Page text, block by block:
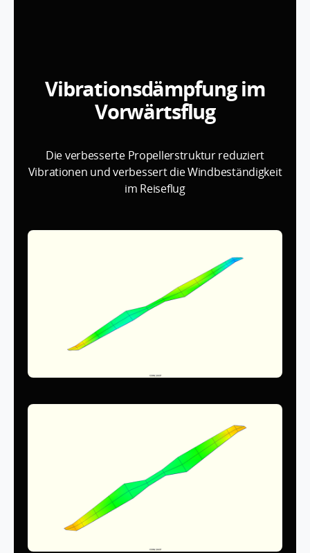
Vibrationsdämpfung im
Vorwärtsflug
Die verbesserte Propellerstruktur reduziert
Vibrationen und verbessert die Windbeständigkeit
im Reiseflug